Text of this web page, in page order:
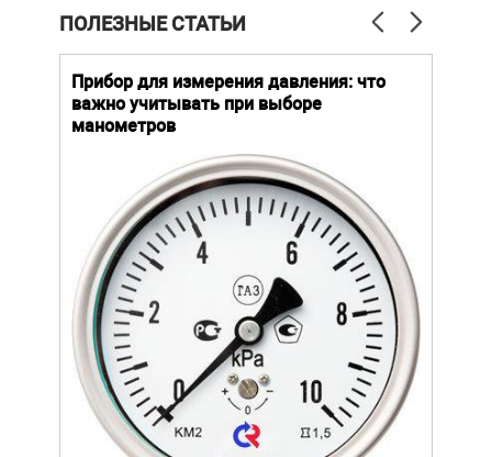
ПОЛЕЗНЫЕ СТАТЬИ
Прибор для измерения давления: что
важно учитывать при выборе
манометров